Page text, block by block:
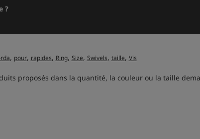
?
, pour, rapides, Ring, Size, Swivels, taille, Vis
proposés dans la quantité, la couleur ou la taille